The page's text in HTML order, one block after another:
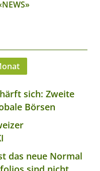
sich: Zweite
Börsen
das neue Normal